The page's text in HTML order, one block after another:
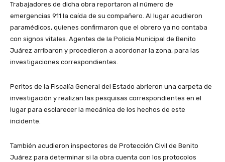
Trabajadores de dicha obra reportaron al número de
emergencias 911 la caída de su compañero. Al lugar acudieron
paramédicos, quienes confirmaron que el obrero ya no contaba
con signos vitales. Agentes de la Policía Municipal de Benito
Juárez arribaron y procedieron a acordonar la zona, para las
investigaciones correspondientes.
Peritos de la Fiscalía General del Estado abrieron una carpeta de
investigación y realizan las pesquisas correspondientes en el
lugar para esclarecer la mecánica de los hechos de este
incidente.
También acudieron inspectores de Protección Civil de Benito
Juárez para determinar si la obra cuenta con los protocolos